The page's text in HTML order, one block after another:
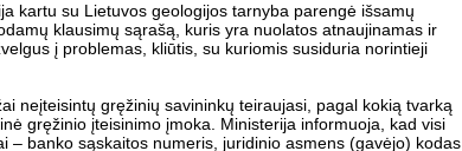
kartu su Lietuvos geologijos tarnyba parengė išsamų
klausimų sąrašą, kuris yra nuolatos atnaujinamas ir
į problemas, kliūtis, su kuriomis susiduria norintieji
neįteisintų gręžinių savininkų teiraujasi, pagal kokią tvarką
gręžinio įteisinimo įmoka. Ministerija informuoja, kad visi
– banko sąskaitos numeris, juridinio asmens (gavėjo) kodas